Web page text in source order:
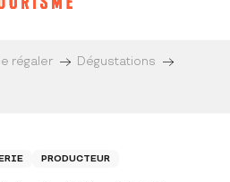
régaler
Dégustations
PRODUCTEUR